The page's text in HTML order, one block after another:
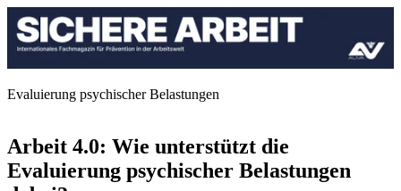
Evaluierung psychischer Belastungen
Arbeit 4.0: Wie unterstützt die
Evaluierung psychischer Belastungen